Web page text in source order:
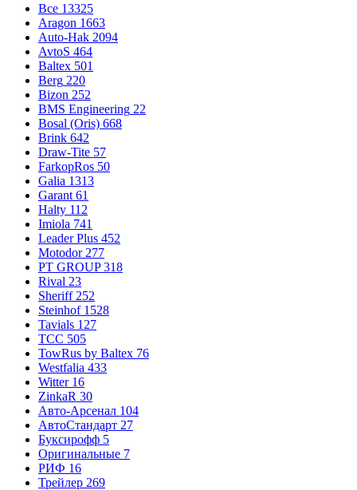
Все 13325
Aragon 1663
Auto-Hak 2094
AvtoS 464
Baltex 501
Berg 220
Bizon 252
BMS Engineering 22
Bosal (Oris) 668
Brink 642
Draw-Tite 57
FarkopRos 50
Galia 1313
Garant 61
Halty 112
Imiola 741
Leader Plus 452
Motodor 277
PT GROUP 318
Rival 23
Sheriff 252
Steinhof 1528
Tavials 127
TCC 505
TowRus by Baltex 76
Westfalia 433
Witter 16
ZinkaR 30
Авто-Арсенал 104
АвтоСтандарт 27
Буксирофф 5
Оригинальные 7
РИФ 16
Трейлер 269